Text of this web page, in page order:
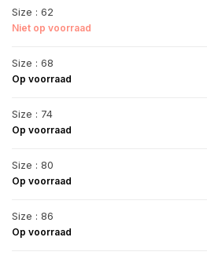
Size : 62
Niet op voorraad
Size : 68
Op voorraad
Size : 74
Op voorraad
Size : 80
Op voorraad
Size : 86
Op voorraad